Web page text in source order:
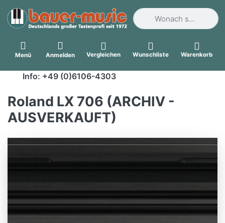
Geben Sie einen
Menü Anmelden Vergleichen Wunschliste Warenkorb
Info: +49 (0)6106-4303
Roland LX 706 (ARCHIV -
AUSVERKAUFT)
Roland LX-706 CH Digitalpiano
Charcoal Schwarz - Sparpaket
Inklusive Klavierbank, Kopfhörer Und
Notenalbum. Mit Seiner Niedrigeren
Gehäusehöhe Und Dem